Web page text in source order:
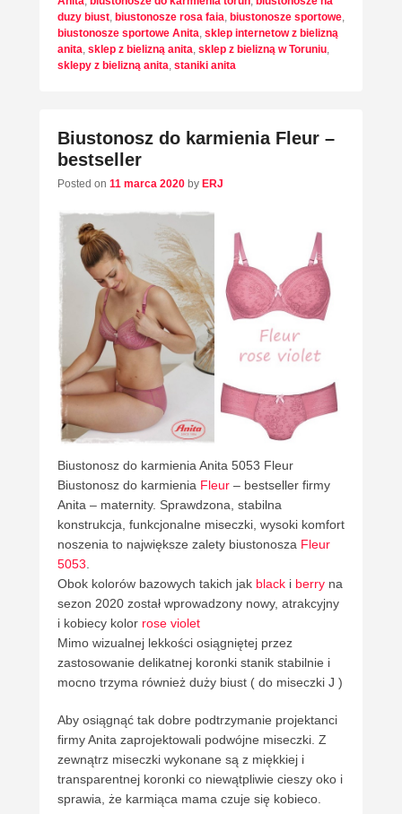
duzy biust, biustonosze rosa faia, biustonosze sportowe,
biustonosze sportowe Anita, sklep internetow z bielizną
anita, sklep z bielizną anita, sklep z bielizną w Toruniu,
sklepy z bielizną anita, staniki anita
Biustonosz do karmienia Fleur –
bestseller
Posted on 11 marca 2020 by ERJ
Biustonosz do karmienia Anita 5053 Fleur
Biustonosz do karmienia Fleur – bestseller firmy
Anita – maternity. Sprawdzona, stabilna
konstrukcja, funkcjonalne miseczki, wysoki komfort
noszenia to największe zalety biustonosza Fleur
5053
Obok kolorów bazowych takich jak black i berry na
sezon 2020 został wprowadzony nowy, atrakcyjny
i kobiecy kolor rose violet
Mimo wizualnej lekkości osiągniętej przez
zastosowanie delikatnej koronki stanik stabilnie i
mocno trzyma również duży biust ( do miseczki J )
Aby osiągnąć tak dobre podtrzymanie projektanci
firmy Anita zaprojektowali podwójne miseczki. Z
zewnątrz miseczki wykonane są z miękkiej i
transparentnej koronki co niewątpliwie cieszy oko i
sprawia, że karmiąca mama czuje się kobieco.